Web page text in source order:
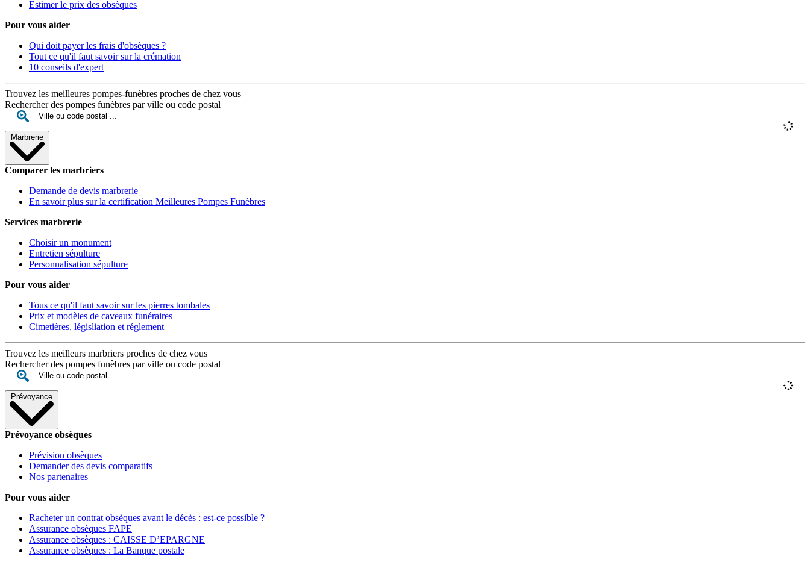
Estimer le prix des obsèques
Pour vous aider
Qui doit payer les frais d'obsèques ?
Tout ce qu'il faut savoir sur la crémation
10 conseils d'expert
Trouvez les meilleures pompes-funèbres proches de chez vous
Rechercher des pompes funèbres par ville ou code postal
Marbrerie
Comparer les marbriers
Demande de devis marbrerie
En savoir plus sur la certification Meilleures Pompes Funèbres
Services marbrerie
Choisir un monument
Entretien sépulture
Personnalisation sépulture
Pour vous aider
Tous ce qu'il faut savoir sur les pierres tombales
Prix et modèles de caveaux funéraires
Cimetières, législiation et réglement
Trouvez les meilleurs marbriers proches de chez vous
Rechercher des pompes funèbres par ville ou code postal
Prévoyance
Prévoyance obsèques
Prévision obsèques
Demander des devis comparatifs
Nos partenaires
Pour vous aider
Racheter un contrat obsèques avant le décès : est-ce possible ?
Assurance obsèques FAPE
Assurance obsèques : CAISSE D’EPARGNE
Assurance obsèques : La Banque postale